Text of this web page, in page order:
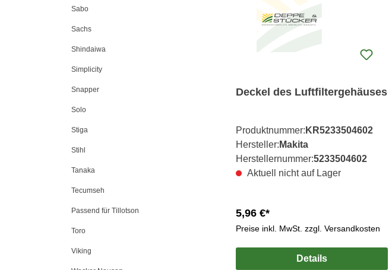
Sabo
Sachs
Shindaiwa
Simplicity
Snapper
Solo
Stiga
Stihl
Tanaka
Tecumseh
Passend für Tillotson
Toro
Viking
Deckel des Luftfiltergehäuses
Produktnummer: KR5233504602
Hersteller: Makita
Herstellernummer:5233504602
Aktuell nicht auf Lager
5,96 €*
Preise inkl. MwSt. zzgl. Versandkosten
Details